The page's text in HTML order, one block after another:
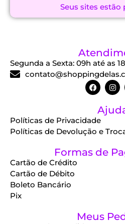
Seus sites estão
Segunda a Sexta: 09h até as
Políticas de Privacidade
Políticas de Devolução e
Formas de
Cartão de Crédito
Cartão de Débito
Boleto Bancário
Pix
Meus